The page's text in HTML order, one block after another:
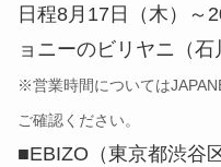
日程8月17日（木）～
ョニーのビリヤニ（石
※営業時間については
ご確認ください。
■EBIZO（東京都渋谷